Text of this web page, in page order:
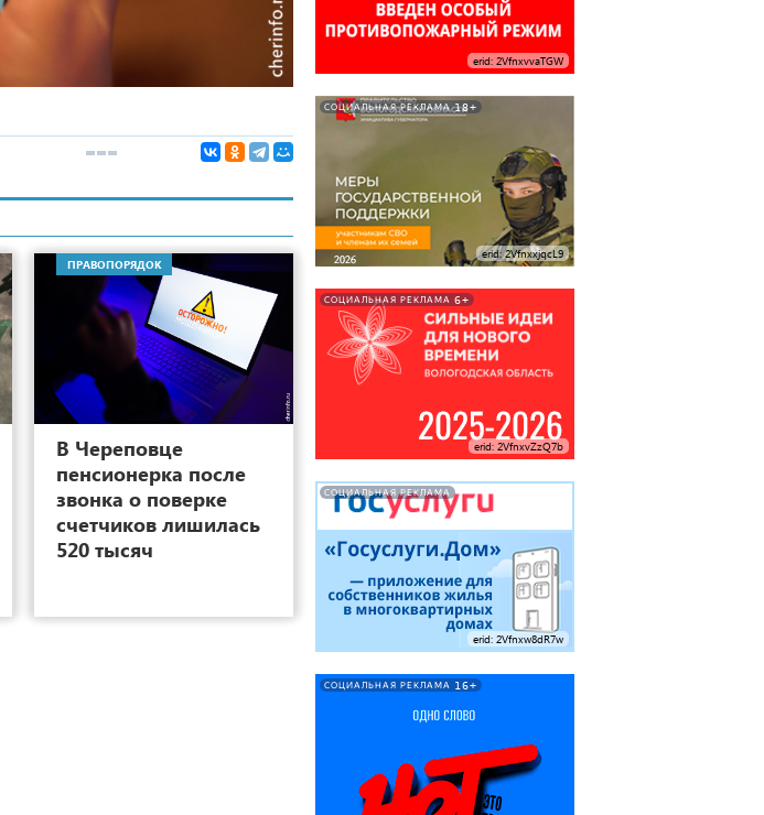
ПРАВОПОРЯДОК
В Череповце
пенсионерка после
звонка о поверке
счетчиков лишилась
520 тысяч
erid: 2VfnxvvaTGW
СОЦИАЛЬНАЯ РЕКЛАМА 18+
erid: 2VfnxxjqcL9
СОЦИАЛЬНАЯ РЕКЛАМА 6+
erid: 2VfnxvZzQ7b
СОЦИАЛЬНАЯ РЕКЛАМА
erid: 2Vfnxw8dR7w
СОЦИАЛЬНАЯ РЕКЛАМА 16+